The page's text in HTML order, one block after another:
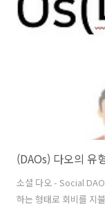
소셜 다오 - Social
하는 형태로 회비를 지